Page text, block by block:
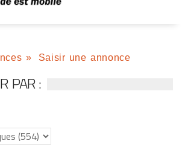
» Saisir une annonce
PAR :